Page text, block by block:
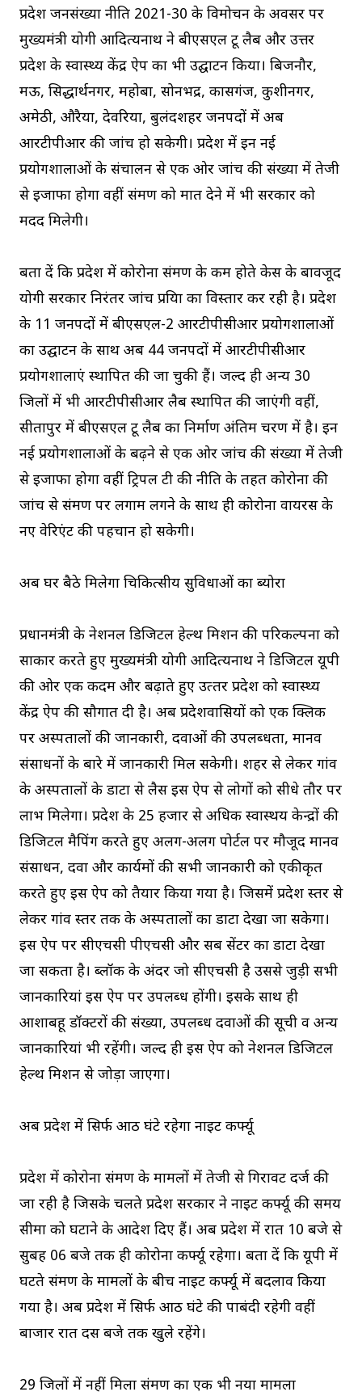
प्रदेश जनसंख्या नीति 2021-30 के विमोचन के अवसर पर
मुख्यमंत्री योगी आदित्यनाथ ने बीएसएल टू लैब और उत्तर
प्रदेश के स्वास्थ्य केंद्र ऐप का भी उद्घाटन किया। बिजनौर,
मऊ, सिद्धार्थनगर, महोबा, सोनभद्र, कासगंज, कुशीनगर,
अमेठी, औरैया, देवरिया, बुलंदशहर जनपदों में अब
आरटीपीआर की जांच हो सकेगी। प्रदेश में इन नई
प्रयोगशालाओं के संचालन से एक ओर जांच की संख्या में तेजी
से इजाफा होगा वहीं संक्रमण को मात देने में भी सरकार को
मदद मिलेगी।
बता दें कि प्रदेश में कोरोना संक्रमण के कम होते केस के बावजूद
योगी सरकार निरंतर जांच प्रक्रिया का विस्‍तार कर रही है। प्रदेश
के 11 जनपदों में बीएसएल-2 आरटीपीसीआर प्रयोगशालाओं
का उद्घाटन के साथ अब 44 जनपदों में आरटीपीसीआर
प्रयोगशालाएं स्‍थापित की जा चुकी हैं। जल्‍द ही अन्‍य 30
जिलों में भी आरटीपीसीआर लैब स्थापित की जाएंगी वहीं,
सीतापुर में बीएसएल टू लैब का निर्माण अंतिम चरण में है। इन
नई प्रयोगशालाओं के बढ़ने से एक ओर जांच की संख्या में तेजी
से इजाफा होगा वहीं ट्रिपल टी की नीति के तहत कोरोना की
जांच से संक्रमण पर लगाम लगने के साथ ही कोरोना वायरस के
नए वेरिएंट की पहचान हो सकेगी।
अब घर बैठे मिलेगा चिकित्‍सीय सुविधाओं का ब्‍योरा
प्रधानमंत्री के नेशनल डिजिटल हेल्‍थ मिशन की परिकल्‍पना को
साकार करते हुए मुख्‍यमंत्री योगी आदित्‍यनाथ ने डिजिटल यूपी
की ओर एक कदम और बढ़ाते हुए उत्‍तर प्रदेश को स्वास्थ्य
केंद्र ऐप की सौगात दी है। अब प्रदेशवासियों को एक क्लिक
पर अस्‍पतालों की जानकारी, दवाओं की उपलब्‍धता, मानव
संसाधनों के बारे में जानकारी मिल सकेगी। शहर से लेकर गांव
के अस्‍पतालों के डाटा से लैस इस ऐप से लोगों को सीधे तौर पर
लाभ मिलेगा। प्रदेश के 25 हजार से अधिक स्‍वास्‍थय केन्‍द्रों की
डिजिटल मैपिंग करते हुए अलग-अलग पोर्टल पर मौजूद मानव
संसाधन, दवा और कार्यक्रमों की सभी जानकारी को एकीकृत
करते हुए इस ऐप को तैयार किया गया है। जिसमें प्रदेश स्‍तर से
लेकर गांव स्‍तर तक के अस्‍पतालों का डाटा देखा जा सकेगा।
इस ऐप पर सीएचसी पीएचसी और सब सेंटर का डाटा देखा
जा सकता है। ब्‍लॉक के अंदर जो सीएचसी है उससे जुड़ी सभी
जानकारियां इस ऐप पर उपलब्‍ध होंगी। इसके साथ ही
आशाबहू डॉक्‍टरों की संख्‍या, उपलब्‍ध दवाओं की सूची व अन्‍य
जानकारियां भी रहेंगी। जल्‍द ही इस ऐप को नेशनल डिजिटल
हेल्‍थ मिशन से जोड़ा जाएगा।
अब प्रदेश में सिर्फ आठ घंटे रहेगा नाइट कर्फ्यू
प्रदेश में कोरोना संक्रमण के मामलों में तेजी से गिरावट दर्ज की
जा रही है ज‍िसके चलते प्रदेश सरकार ने नाइट कर्फ्यू की समय
सीमा को घटाने के आदेश दिए हैं। अब प्रदेश में रात 10 बजे से
सुबह 06 बजे तक ही कोरोना कर्फ्यू रहेगा। बता दें कि यूपी में
घटते संक्रमण के मामलों के बीच नाइट कर्फ्यू में बदलाव किया
गया है। अब प्रदेश में सिर्फ आठ घंटे की पाबंदी रहेगी वहीं
बाजार रात दस बजे तक खुले रहेंगे।
29 जिलों में नहीं मिला संक्रमण का ए‍क भी नया मामला